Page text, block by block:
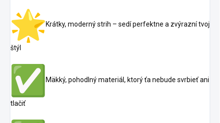
Krátky, moderný strih – sedí perfektne a zvýrazní tvoj
štýl
Mäkký, pohodlný materiál, ktorý ťa nebude svrbieť ani
tlačiť